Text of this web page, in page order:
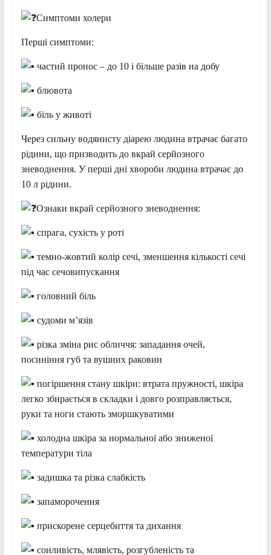
Симптоми холери
Перші симптоми:
частий пронос – до 10 і більше разів на добу
блювота
біль у животі
Через сильну водянисту діарею людина втрачає багато
рідини, що призводить до вкрай серйозного
зневоднення. У перші дні хвороби людина втрачає до
10 л рідини.
Ознаки вкрай серйозного зневоднення:
спрага, сухість у роті
темно-жовтий колір сечі, зменшення кількості сечі
під час сечовипускання
головний біль
судоми м’язів
різка зміна рис обличчя: западання очей,
посиніння губ та вушних раковин
погіршення стану шкіри: втрата пружності, шкіра
легко збирається в складки і довго розправляється,
руки та ноги стають зморшкуватими
холодна шкіра за нормальної або зниженої
температури тіла
задишка та різка слабкість
запаморочення
прискорене серцебиття та дихання
сонливість, млявість, розгубленість та